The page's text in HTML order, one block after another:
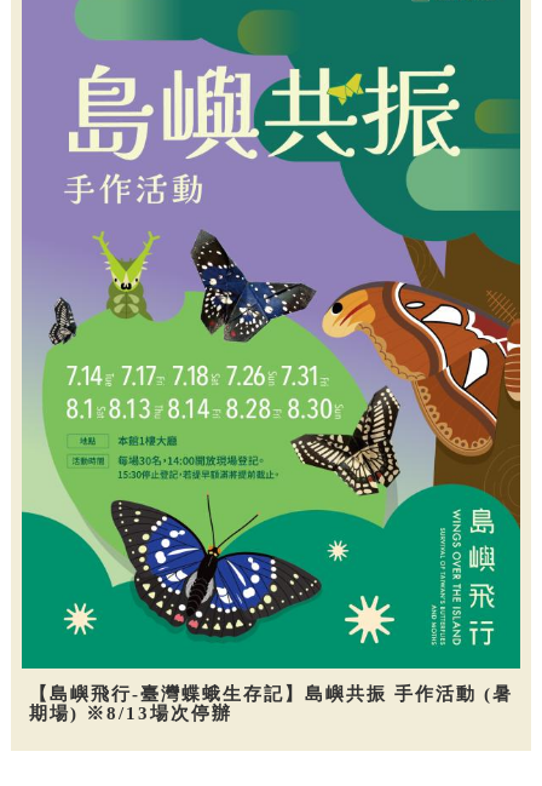
【島嶼飛行-臺灣蝶蛾生存記】島嶼共振 手作活動 (暑
期場) ※8/13場次停辦